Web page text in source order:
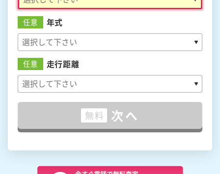
任意 年式
任意 走行距離
無料 次へ